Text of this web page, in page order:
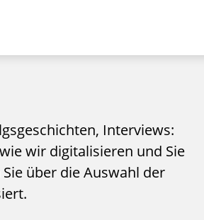
Interviews:
wir digitalisieren und Sie
über die Auswahl der